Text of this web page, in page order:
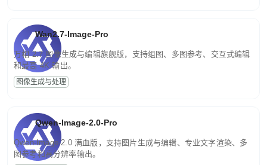
Wan2.7-Image-Pro
万相 2.7 图像生成与编辑旗舰版，支持组图、多图参考、交互式编辑
和最高 4K 输出。
图像生成与处理
Qwen-Image-2.0-Pro
Qwen-Image-2.0 满血版，支持图片生成与编辑、专业文字渲染、多
图参考和高分辨率输出。